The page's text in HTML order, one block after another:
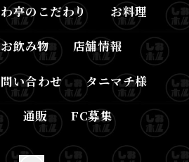
亭のこだわり お料理
お飲み物 店舗情報
い合わせ タニマチ様
通販 FC募集